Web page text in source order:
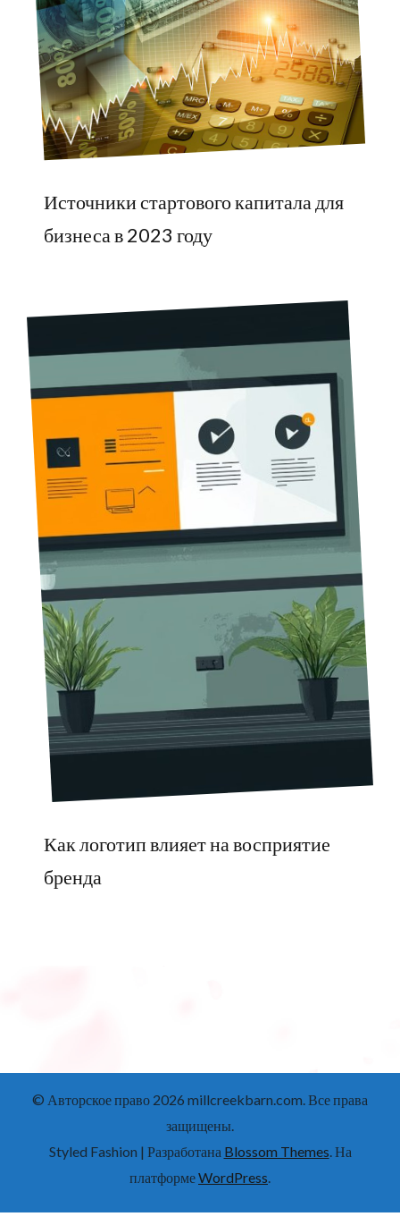
Источники стартового капитала для
бизнеса в 2023 году
Как логотип влияет на восприятие
бренда
© Авторское право 2026 millcreekbarn.com. Все права
защищены.
Styled Fashion | Разработана Blossom Themes. На
платформеWordPress.